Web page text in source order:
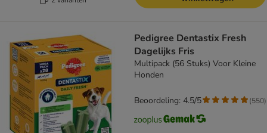
Pedigree Dentastix Fresh
Dagelijks Fris
Multipack (56 Stuks) Voor Kleine
Honden
Beoordeling: 4.5/5 (550)